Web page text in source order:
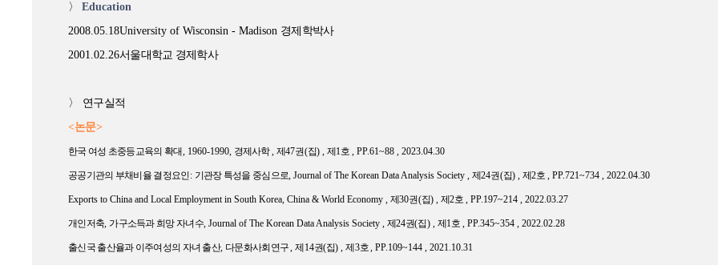
〉
Education
2008.05.18University of Wisconsin - Madison 경제학박사
2001.02.26서울대학교 경제학사
〉 연구실적
<논문>
한국 여성 초중등교육의 확대, 1960-1990, 경제사학,제47권(집) , 제 1호 , PP.61~88 , 2023.04.30
공공기관의 부채비율 결정요인: 기관장 특성을 중심으로, Journal of The Korean Data Analysis Society ,제24권(집) ,제2호 , PP.721~734 , 2022.04.30
Exports to China and Local Employment in South Korea, China & World Economy , 제30권(집) , 제2호 , PP.197~214 , 2022.03.27
개인저축, 가구소득과 희망 자녀수, Journal of The Korean Data Analysis Society , 제24권(집) , 제 1호 , PP.345~354 , 2022.02.28
출신국 출산율과 이주여성의 자녀 출산, 다문화사회연구,제 14권(집) ,제 3호, PP.109~144 , 2021.10.31